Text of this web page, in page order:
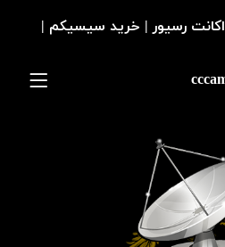
رسیور | خرید سیسیکم |